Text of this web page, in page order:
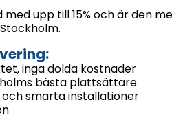
upp till 15% och är den
inga dolda kostnader
bästa plattsättare
smarta installationer